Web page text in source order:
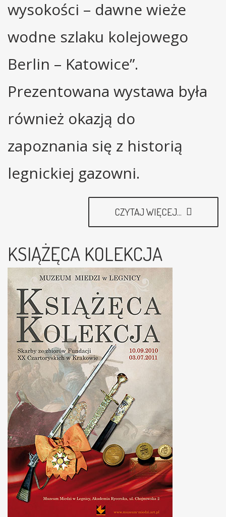
wysokości – dawne wieże
wodne szlaku kolejowego
Berlin – Katowice”.
Prezentowana wystawa była
również okazją do
zapoznania się z historią
legnickiej gazowni.
CZYTAJ WIĘCEJ...
KSIĄŻĘCA KOLEKCJA